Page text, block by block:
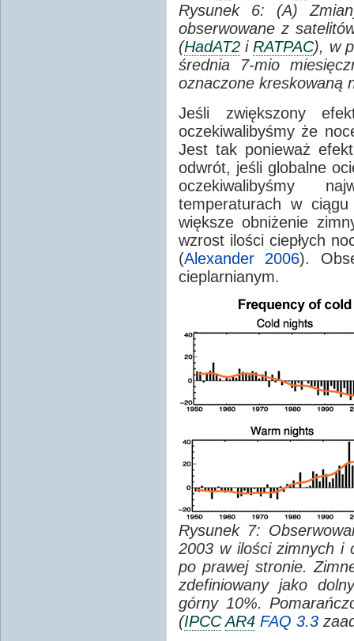
Rysunek 6: (A)
obserwowane z
(HadAT2 iRATPAC), w
średnia 7-mio
oznaczone kreskowaną
Jeśli zwiększony
oczekiwalibyśmy że
Jest tak ponieważ
odwrót, jeśli globalne
oczekiwalibyśmy
temperaturach w
większe obniżenie
wzrost ilości ciepłych
(Alexander 2006).
cieplarnianym.
Rysunek 7:
2003 w ilości zimnych i
po prawej stronie.
zdefiniowany jako
górny 10%.
(IPCC AR4 FAQ 3.3